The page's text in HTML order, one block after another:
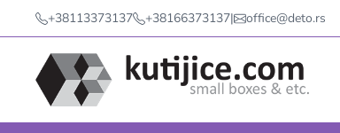
+38113373137 +38166373137| office@deto.rs